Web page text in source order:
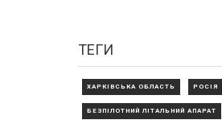
ТЕГИ
ХАРКІВСЬКА ОБЛАСТЬ РОСІЯ
БЕЗПІЛОТНИЙ ЛІТАЛЬНИЙ АПАРАТ